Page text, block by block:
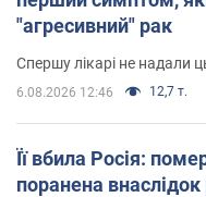
"агресивний" рак
Спершу лікарі не надали
6.08.2026 12:46 12,7 т.
Її вбила Росія:
поранена внаслідок